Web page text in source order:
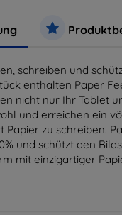
schreiben und
enthalten Paper
nicht nur Ihr Tablet
und erreichen ein
Papier zu schreiben.
und schützt den
mit einzigartiger